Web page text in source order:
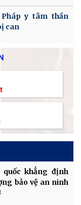
y tâm thần
can
khẳng định
bảo vệ an ninh